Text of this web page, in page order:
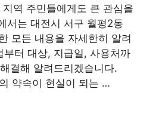
역 주민들에게도 큰 관심을
서는 대전시 서구 월평2동
모든 내용을 자세한히 알려
터 대상, 지급일, 사용처까
결해 알려드리겠습니다.
약속이 현실이 되는 …